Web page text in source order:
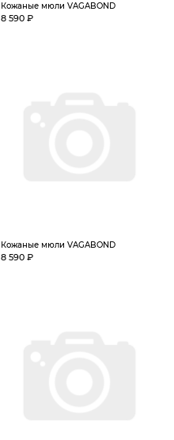
Кожаные мюли VAGABOND
8 590 ₽
Кожаные мюли VAGABOND
8 590 ₽